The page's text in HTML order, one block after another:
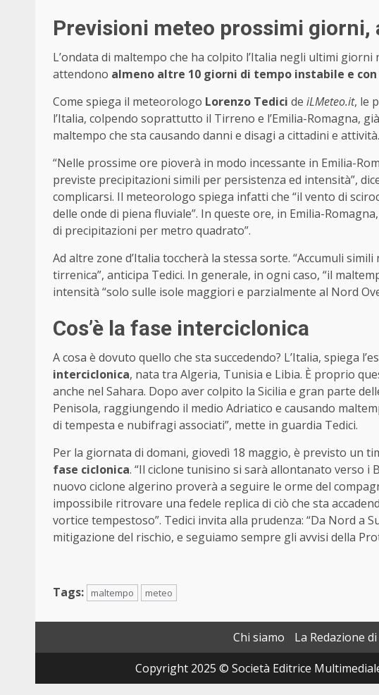
Previsioni meteo prossimi giorni,
L’ondata di maltempo che ha colpito l’Italia negli ultimi
attendono almeno altre 10 giorni di tempo instabile e
Come spiega il meteorologo Lorenzo Tedici de iLMeteo.it, le
l’Italia, colpendo soprattutto il Tirreno e l’Emilia-Romagna,
maltempo che sta causando danni e disagi a cittadini e attività.
“Nelle prossime ore pioverà in modo incessante in Emilia-
previste precipitazioni simili per persistenza ed intensità”,
complicarsi. Il meteorologo spiega infatti che “il vento di
delle onde di piena fluviale”. In queste ore, in Emilia-
di precipitazioni per metro quadrato”.
Ad altre zone d’Italia toccherà la stessa sorte. “Accumuli
tirrenica”, anticipa Tedici. In generale, in ogni caso, “il
intensità “solo sulle isole maggiori e parzialmente al Nord
Cos’è la fase interciclonica
A cosa è dovuto quello che sta succedendo? L’Italia, spiega
interciclonica, nata tra Algeria, Tunisia e Libia. È proprio
anche nel Sahara. Dopo aver colpito la Sicilia e gran parte
Penisola, raggiungendo il medio Adriatico e causando
di tempesta e nubifragi associati”, mette in guardia Tedici.
Per la giornata di domani, giovedì 18 maggio, è previsto un
fase ciclonica. “Il ciclone tunisino si sarà allontanato verso
nuovo ciclone algerino proverà a seguire le orme del
impossibile ritrovare una fedele replica di ciò che sta
vortice tempestoso”. Tedici invita alla prudenza: “Da Nord a
mitigazione del rischio, e seguiamo sempre gli avvisi della
Tags: maltempo meteo
Chi siamo La Redazione
Copyright 2025 © Società Editrice